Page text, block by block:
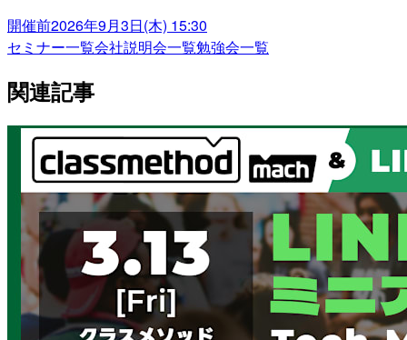
開催前2026年9月3日(木) 15:30
セミナー一覧会社説明会一覧勉強会一覧
関連記事